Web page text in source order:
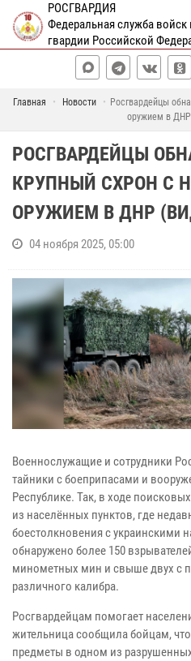
РОСГВАРДИЯ
Федеральная служба
гвардии Российской
Главная Новости
Росгвардейцы
оружием в
РОСГВАРДЕЙЦЫ
КРУПНЫЙ СХРОН С
ОРУЖИЕМ В ДНР
04 ноября 2025, 05:00
Военнослужащие и сотрудники
тайники с боеприпасами и
Республике. Так, в ходе
из населённых пунктов, где
боестолкновения с украинскими
обнаружено более 150
минометных мин и свыше двух с
различного калибра.
Росгвардейцам помогает
жительница сообщила бойцам,
предметы в одном из